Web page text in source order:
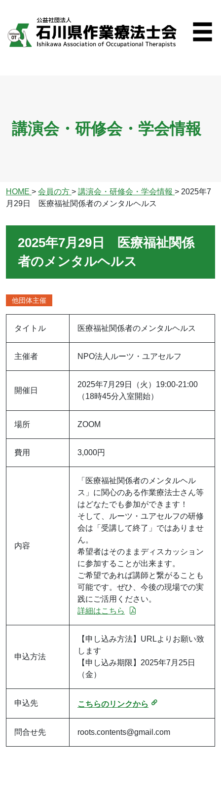
講演会・研修会・学会情報
HOME > 会員の方 > 講演会・研修会・学会情報 > 2025年7
月29日 医療福祉関係者のメンタルヘルス
2025年7月29日 医療福祉関係
者のメンタルヘルス
他団体主催
タイトル 医療福祉関係者のメンタルヘルス
主催者 NPO法人ルーツ・ユアセルフ
開催日
2025年7月29日（火）19:00-21:00
（18時45分入室開始）
場所 ZOOM
費用 3,000円
内容
「医療福祉関係者のメンタルヘル
ス」に関心のある作業療法士さん等
はどなたでも参加ができます！
そして、ルーツ・ユアセルフの研修
会は「受講して終了」ではありませ
ん。
希望者はそのままディスカッション
に参加することが出来ます。
ご希望であれば講師と繋がることも
可能です。ぜひ、今後の現場での実
践にご活用ください。
詳細はこちら
申込方法
【申し込み方法】URLよりお願い致
します
【申し込み期限】2025年7月25日
（金）
申込先 こちらのリンクから
問合せ先 roots.contents@gmail.com